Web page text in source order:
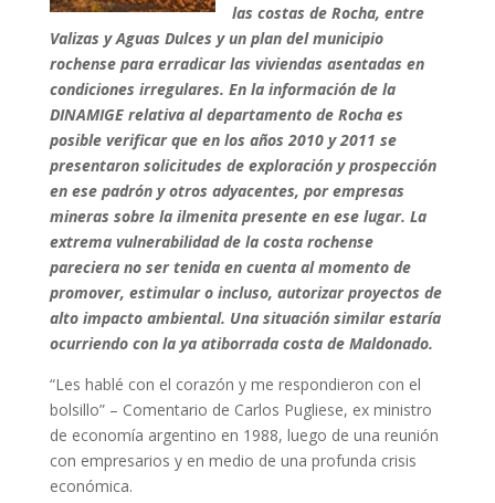
las costas de Rocha, entre
Valizas y Aguas Dulces y un plan del municipio
rochense para erradicar las viviendas asentadas en
condiciones irregulares. En la información de la
DINAMIGE relativa al departamento de Rocha es
posible verificar que en los años 2010 y 2011 se
presentaron solicitudes de exploración y prospección
en ese padrón y otros adyacentes, por empresas
mineras sobre la ilmenita presente en ese lugar. La
extrema vulnerabilidad de la costa rochense
pareciera no ser tenida en cuenta al momento de
promover, estimular o incluso, autorizar proyectos de
alto impacto ambiental. Una situación similar estaría
ocurriendo con la ya atiborrada costa de Maldonado.
“Les hablé con el corazón y me respondieron con el
bolsillo” – Comentario de Carlos Pugliese, ex ministro
de economía argentino en 1988, luego de una reunión
con empresarios y en medio de una profunda crisis
económica.